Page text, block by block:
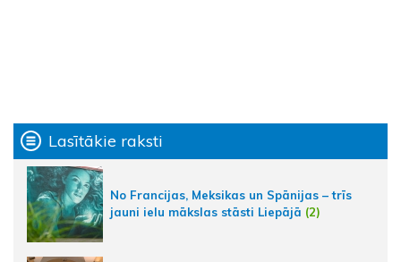
Lasītākie raksti
No Francijas, Meksikas un Spānijas – trīs
jauni ielu mākslas stāsti Liepājā (2)